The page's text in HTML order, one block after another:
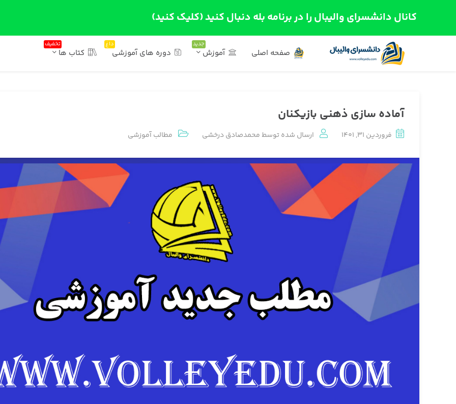
کانال دانشسرای والیبال را در برنامه بله دنبال کنید (کلیک کنید)
صفحه اصلی آموزش
جدید
دوره های آموزشی
داغ
کتاب ها
تخفیف
آماده سازی ذهنی بازیکنان
فروردین 31, 1401 ارسال شده توسط محمدصادق درخشی مطالب آموزشی